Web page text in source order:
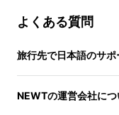
よくある質問
旅行先で日本語のサポ
NEWTの運営会社に